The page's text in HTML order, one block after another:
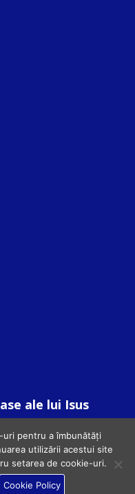
ale lui Isus
byTotally|
pentru a îmbunătăți
utilizării acestui site
setarea de cookie-uri.
Cookie Policy